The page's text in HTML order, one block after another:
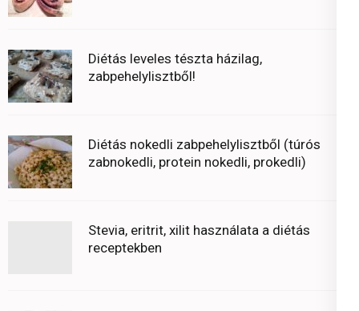
Diétás leveles tészta házilag,
zabpehelylisztből!
Diétás nokedli zabpehelylisztből (túrós
zabnokedli, protein nokedli, prokedli)
Stevia, eritrit, xilit használata a diétás
receptekben